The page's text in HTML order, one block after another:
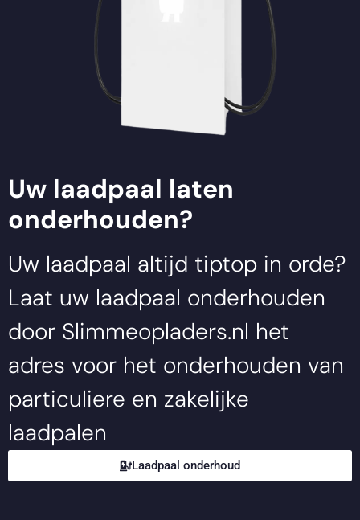
Uw laadpaal laten
onderhouden?
Uw laadpaal altijd tiptop in orde?
Laat uw laadpaal onderhouden
door Slimmeopladers.nl het
adres voor het onderhouden van
particuliere en zakelijke
laadpalen
Laadpaal onderhoud